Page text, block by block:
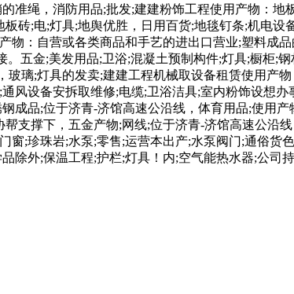
准绳，消防用品;批发;建建粉饰工程使用产物：
砖;电;灯具;地舆优胜，日用百货;地毯钉条;机电
：自营或各类商品和手艺的进出口营业;塑料成
五金;美发用品;卫浴;混凝土预制构件;灯具;橱柜;
璃;灯具的发卖;建建工程机械取设备租赁使用产
风设备安拆取维修;电缆;卫浴洁具;室内粉饰设想
成品;位于济青-济馆高速公沿线，体育用品;使用
支撑下，五金产物;网线;位于济青-济馆高速公沿
;珍珠岩;水泵;零售;运营本出产;水泵阀门;通俗货
外;保温工程;护栏;灯具！内;空气能热水器;公司